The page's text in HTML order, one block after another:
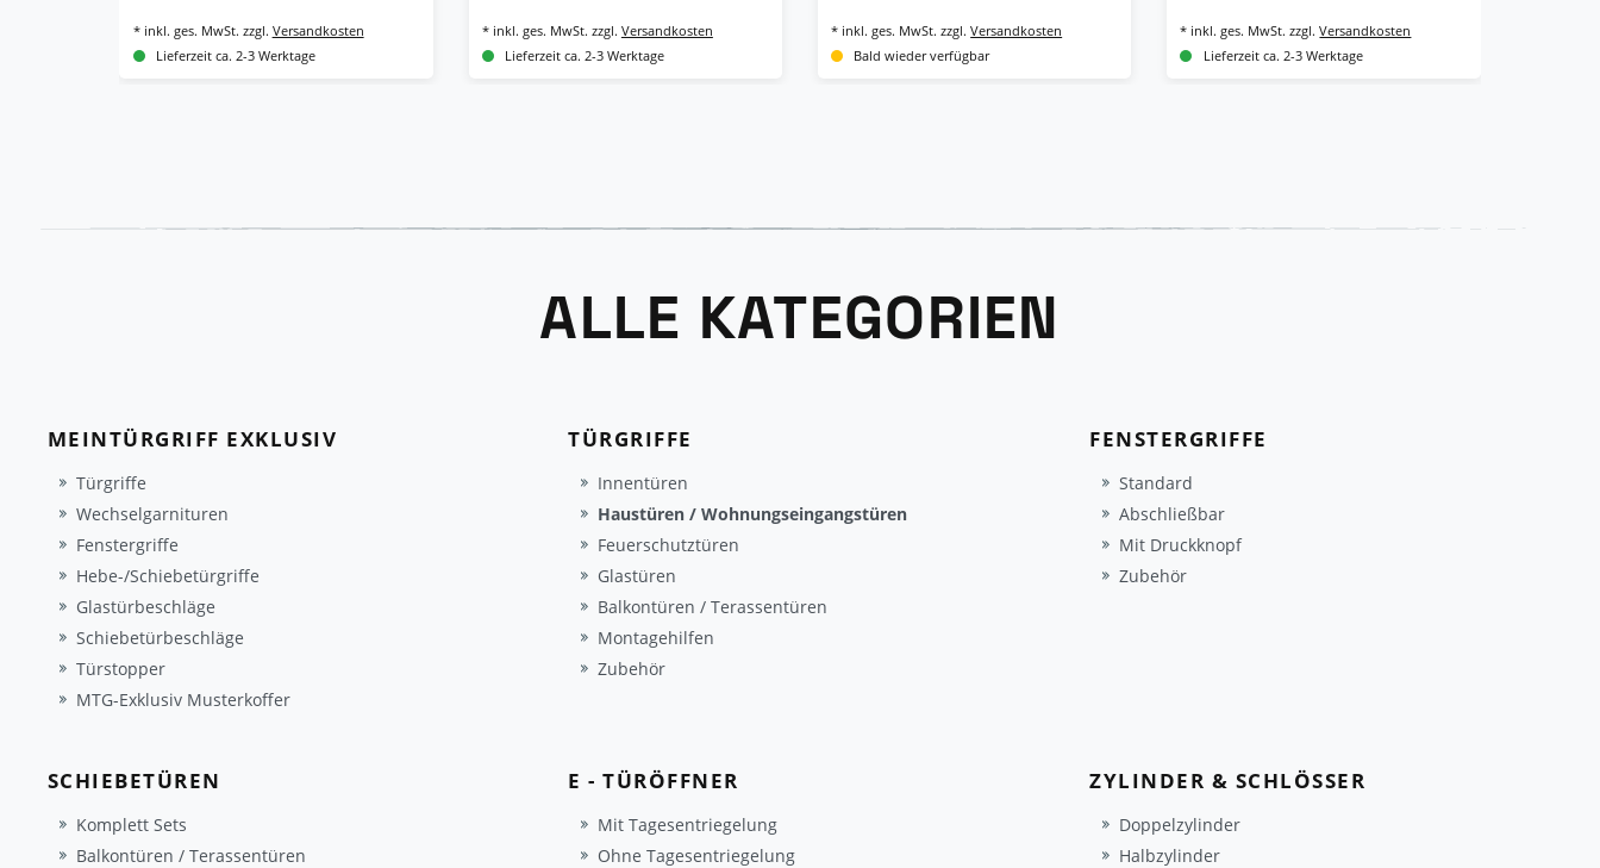
* inkl. ges. MwSt. zzgl. Versandkosten
Lieferzeit ca. 2-3 Werktage
* inkl. ges. MwSt. zzgl. Versandkosten
Lieferzeit ca. 2-3 Werktage
* inkl. ges. MwSt. zzgl.Versandkosten
Bald wieder verfügbar
* inkl. ges. MwSt. zzgl.Versandkosten
Lieferzeit ca. 2-3 Werktage
ALLE KATEGORIEN
MEINTÜRGRIFF EXKLUSIV
Türgriffe
Wechselgarnituren
Fenstergriffe
Hebe-/Schiebetürgriffe
Glastürbeschläge
Schiebetürbeschläge
Türstopper
MTG-Exklusiv Musterkoffer
TÜRGRIFFE
Innentüren
Haustüren / Wohnungseingangstüren
Feuerschutztüren
Glastüren
Balkontüren / Terassentüren
Montagehilfen
Zubehör
FENSTERGRIFFE
Standard
Abschließbar
Mit Druckknopf
Zubehör
SCHIEBETÜREN
Komplett Sets
Balkontüren / Terassentüren
E - TÜRÖFFNER
Mit Tagesentriegelung
Ohne Tagesentriegelung
ZYLINDER & SCHLÖSSER
Doppelzylinder
Halbzylinder